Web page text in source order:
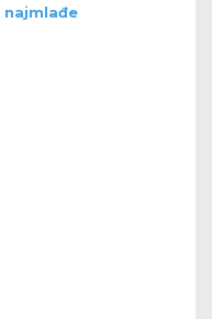
najmlađe